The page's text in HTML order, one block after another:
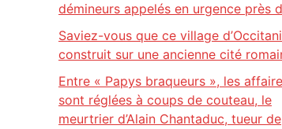
démineurs appelés en urgence près
Saviez-vous que ce village
construit sur une ancienne cité
Entre « Papys braqueurs », les
sont réglées à coups de couteau, le
meurtrier d’Alain Chantaduc, tueur de